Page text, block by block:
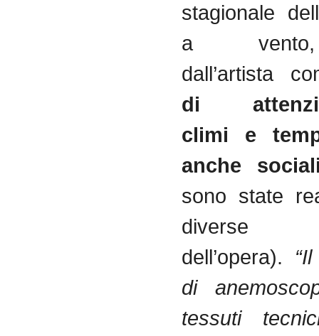
stagionale
a
dall’artista
di
climi e
anche
sono state
diverse
dell’opera).
di
tessuti